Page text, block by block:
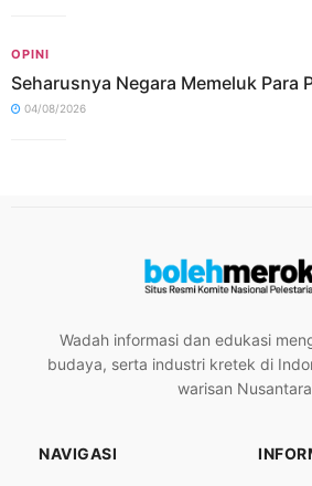
OPINI
Seharusnya Negara Memeluk Para
04/08/2026
Wadah informasi dan edukasi
budaya, serta industri kretek di
warisan
NAVIGASI